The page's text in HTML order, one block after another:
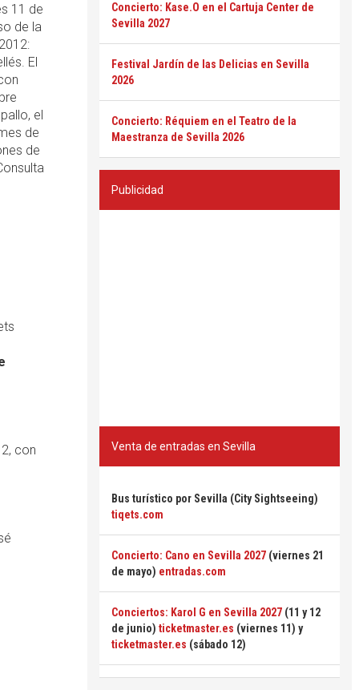
11 de
de la
El
el
de
de
con
Concierto: Kase.O en el Cartuja Center de
Sevilla 2027
Festival Jardín de las Delicias en Sevilla
2026
Concierto: Réquiem en el Teatro de la
Maestranza de Sevilla 2026
Publicidad
Venta de entradas en Sevilla
Bus turístico por Sevilla (City Sightseeing)
tiqets.com
Concierto: Cano en Sevilla 2027 (viernes 21
de mayo) entradas.com
Conciertos: Karol G en Sevilla 2027 (11 y 12
de junio) ticketmaster.es (viernes 11) y
ticketmaster.es (sábado 12)